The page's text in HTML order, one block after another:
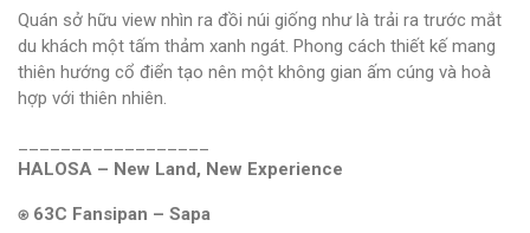
Quán sở hữu view nhìn ra đồi núi giống như là trải ra trước mắt
du khách một tấm thảm xanh ngát. Phong cách thiết kế mang
thiên hướng cổ điển tạo nên một không gian ấm cúng và hoà
hợp với thiên nhiên.
HALOSA – New Land, New Experience
⍟ 63C Fansipan – Sapa